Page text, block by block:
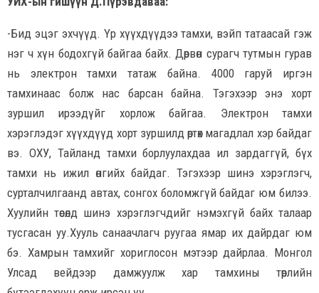
-Бид эцэг эхчүүд. Үр хүүхдүүдээ тамхи, вэйп татаасай гэж
нэг ч хүн бодохгүй байгаа байх. Дөрвөн сурагч тутмын гурав
нь электрон тамхи татаж байна. 4000 гаруй иргэн
тамхинаас болж нас барсан байна. Тэгэхээр энэ хорт
зуршил ирээдүйг хорлож байгаа. Электрон тамхи
хэрэглэдэг хүүхдүүд хорт зуршилд өртөх магадлал хэр байдаг
вэ. ОХУ, Тайланд тамхи борлуулахдаа ил зардаггүй, бүх
тамхи нь ижил өнгийх байдаг. Тэгэхээр шинэ хэрэглэгч,
сурталчилгаанд автах, сонгох боломжгүй байдаг юм билээ.
Хуулийн төсөлд шинэ хэрэглэгчдийг нэмэхгүй байх талаар
тусгасан уу.Хууль санаачлагч руугаа ямар их дайрдаг юм
бэ. Хамрын тамхийг хориглосон мэтээр дайрлаа. Монгол
Улсад вейдээр дамжуулж хар тамхины төрлийн